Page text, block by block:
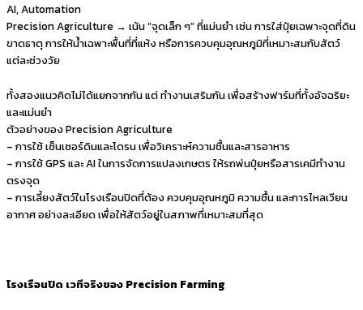
AI, Automation
Precision Agriculture → เน้น “จุดเล็ก ๆ” ที่แม่นยำ เช่น การใส่ปุ๋ยเฉพาะจุดที่ดิน
ขาดธาตุ การให้น้ำเฉพาะพื้นที่ที่แห้ง หรือการควบคุมอุณหภูมิที่เหมาะสมกับสัตว์
แต่ละช่วงวัย
ทั้งสองแนวคิดไม่ได้แยกจากกัน แต่ ทำงานเสริมกัน เพื่อสร้างฟาร์มที่ทั้งอัจฉริยะ
และแม่นยำ
ตัวอย่างของ Precision Agriculture
– การใช้ เซ็นเซอร์ดินและโดรน เพื่อวิเคราะห์ความชื้นและสารอาหาร
– การใช้ GPS และ AI ในการจัดการแปลงเกษตร ให้รถพ่นปุ๋ยหรือสารเคมีทำงาน
ตรงจุด
– การเลี้ยงสัตว์ในโรงเรือนปิดที่ต้อง ควบคุมอุณหภูมิ ความชื้น และการไหลเวียน
อากาศ อย่างละเอียด เพื่อให้สัตว์อยู่ในสภาพที่เหมาะสมที่สุด
โรงเรือนปิด เวทีจริงของ Precision Farming